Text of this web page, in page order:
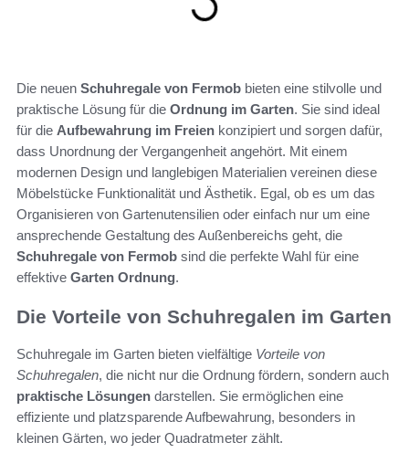
Die neuen Schuhregale von Fermob bieten eine stilvolle und
praktische Lösung für die Ordnung im Garten. Sie sind ideal
für die Aufbewahrung im Freien konzipiert und sorgen dafür,
dass Unordnung der Vergangenheit angehört. Mit einem
modernen Design und langlebigen Materialien vereinen diese
Möbelstücke Funktionalität und Ästhetik. Egal, ob es um das
Organisieren von Gartenutensilien oder einfach nur um eine
ansprechende Gestaltung des Außenbereichs geht, die
Schuhregale von Fermob sind die perfekte Wahl für eine
effektive Garten Ordnung.
Die Vorteile von Schuhregalen im Garten
Schuhregale im Garten bieten vielfältige Vorteile von
Schuhregalen, die nicht nur die Ordnung fördern, sondern auch
praktische Lösungen darstellen. Sie ermöglichen eine
effiziente und platzsparende Aufbewahrung, besonders in
kleinen Gärten, wo jeder Quadratmeter zählt.